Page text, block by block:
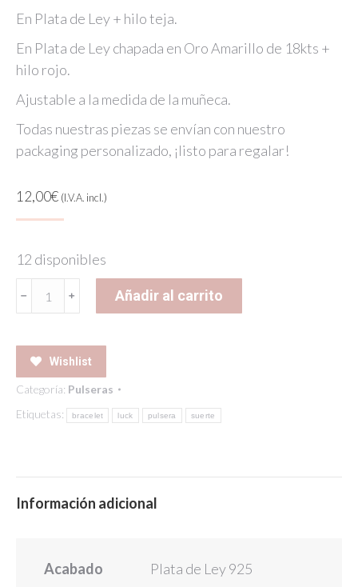
En Plata de Ley + hilo teja.
En Plata de Ley chapada en Oro Amarillo de 18kts +
hilo rojo.
Ajustable a la medida de la muñeca.
Todas nuestras piezas se envían con nuestro
packaging personalizado, ¡listo para regalar!
12,00€ (I.V.A. incl.)
12 disponibles
LUCK
BRACELET
cantidad
Añadir al carrito
Wishlist
Categoría: Pulseras
Etiquetas:
bracelet luck pulsera suerte
Información adicional
Acabado Plata de Ley 925